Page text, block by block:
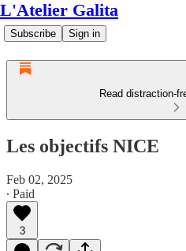
L'Atelier Galita
Subscribe Sign in
Read distraction-
Les objectifs NICE
Feb 02, 2025
∙ Paid
3